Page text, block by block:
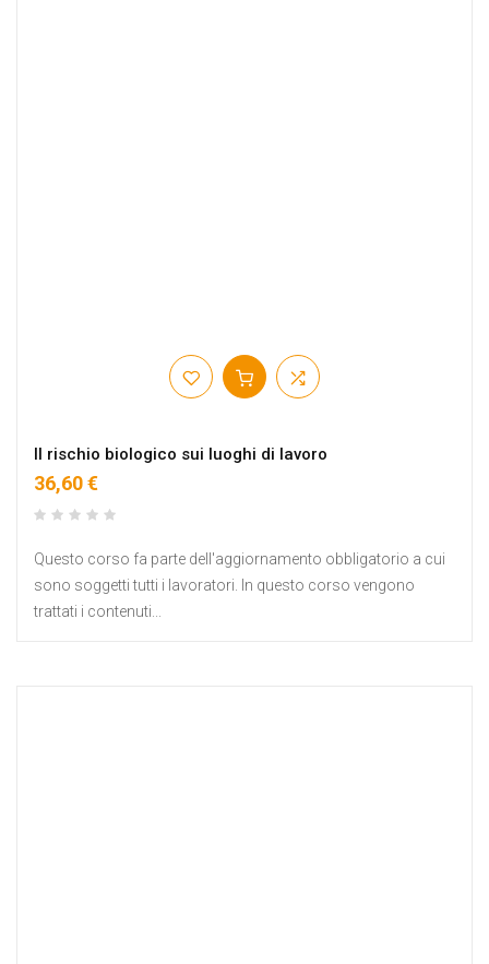
Il rischio biologico sui luoghi di lavoro
36,60 €
Questo corso fa parte dell'aggiornamento obbligatorio a cui
sono soggetti tutti i lavoratori. In questo corso vengono
trattati i contenuti...